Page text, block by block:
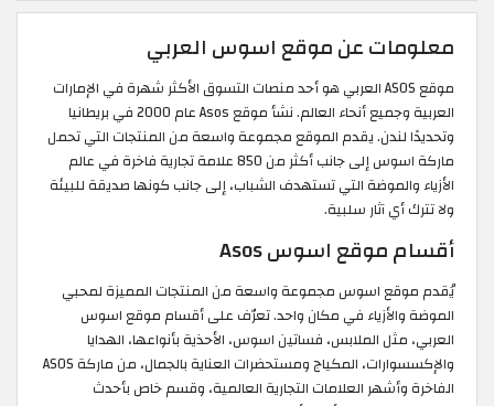
معلومات عن موقع اسوس العربي
موقع ASOS العربي هو أحد منصات التسوق الأكثر شهرة في الإمارات
العربية وجميع أنحاء العالم. نشأ موقع Asos عام 2000 في بريطانيا
وتحديدًا لندن. يقدم الموقع مجموعة واسعة من المنتجات التي تحمل
ماركة اسوس إلى جانب أكثر من 850 علامة تجارية فاخرة في عالم
الأزياء والموضة التي تستهدف الشباب، إلى جانب كونها صديقة للبيئة
ولا تترك أي آثار سلبية.
أقسام موقع اسوس Asos
يُقدم موقع اسوس مجموعة واسعة من المنتجات المميزة لمحبي
الموضة والأزياء في مكان واحد. تعرّف على أقسام موقع اسوس
العربي، مثل الملابس، فساتين اسوس، الأحذية بأنواعها، الهدايا
والإكسسوارات، المكياج ومستحضرات العناية بالجمال، من ماركة ASOS
الفاخرة وأشهر العلامات التجارية العالمية، وقسم خاص بأحدث